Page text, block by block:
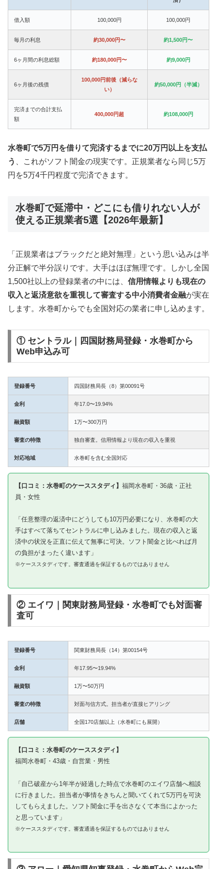
借入額 100,000円 100,000円
毎月の利息 約30,000円〜 約1,500円〜
6ヶ月間の利息総額 約180,000円〜 約9,000円
6ヶ月後の残債
100,000円前後（減らな
い）
約50,000円（半減）
完済までの合計支払
額
400,000円超 約108,000円
水巻町で5万円を借りて完済するまでに20万円以上を支払
う
、これがソフト闇金の現実です。正規業者なら同じ5万
円を5万4千円程度で完済できます。
水巻町で延滞中・どこにも借りれない人が
使える正規業者5選【2026年最新】
「正規業者はブラックだと絶対無理」という思い込みは半
分正解で半分誤りです。大手はほぼ無理です。しかし全国
1,500社以上の登録業者の中には、 信用情報よりも現在の
収入と返済意欲を重視して審査する中小消費者金融が実在
します。水巻町からでも全国対応の業者に申し込めます。
① セントラル｜四国財務局登録・水巻町から
Web申込み可
登録番号 四国財務局長（8）第00091号
金利 年17.0〜19.94%
融資額 1万〜300万円
審査の特徴 独自審査。信用情報より現在の収入を重視
対応地域 水巻町を含む全国対応
【口コミ：水巻町のケーススタディ】 福岡水巻町・36歳・正社
員・女性
「任意整理の返済中にどうしても10万円必要になり、水巻町の大
手はすべて落ちてセントラルに申し込みました。現在の収入と返
済中の状況を正直に伝えて無事に可決。ソフト闇金と比べれば月
の負担がまったく違います」
※ケーススタディです。審査通過を保証するものではありません
② エイワ｜関東財務局登録・水巻町でも対面審
査可
登録番号 関東財務局長（14）第00154号
金利 年17.95〜19.94%
融資額 1万〜50万円
審査の特徴 対面与信方式。担当者が直接ヒアリング
店舗 全国170店舗以上（水巻町にも展開）
【口コミ：水巻町のケーススタディ】
福岡水巻町・43歳・自営業・男性
「自己破産から1年半が経過した時点で水巻町のエイワ店舗へ相談
に行きました。担当者が事情をきちんと聞いてくれて5万円を可決
してもらえました。ソフト闇金に手を出さなくて本当によかった
と思っています」
※ケーススタディです。審査通過を保証するものではありません